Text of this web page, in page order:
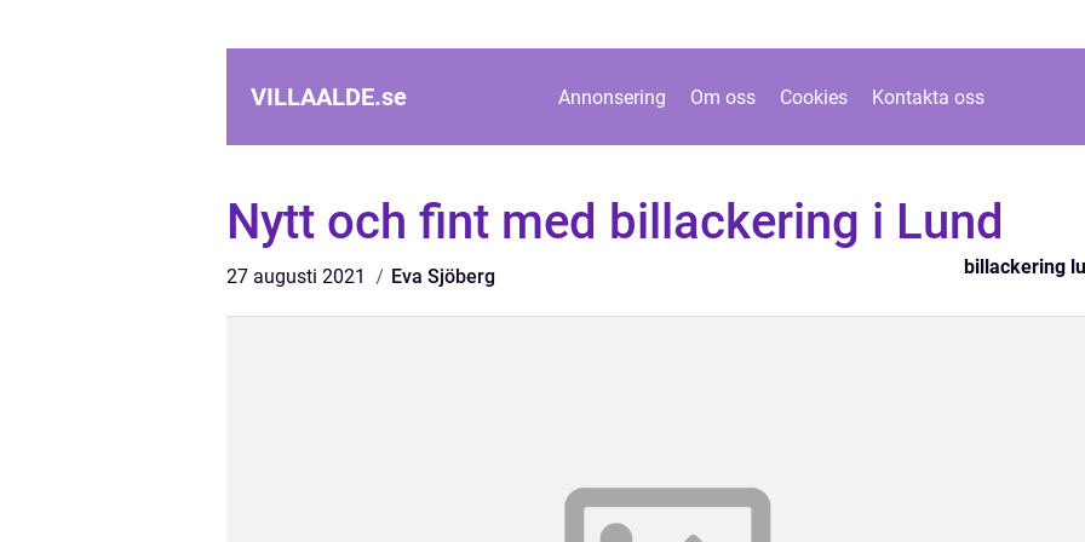
VILLAALDE.se Annonsering Om oss Cookies Kontakta oss
Nytt och fint med billackering i Lund
27 augusti 2021 Eva Sjöberg billackering